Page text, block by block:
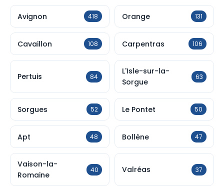
Avignon 418 Orange 131
Cavaillon 108 Carpentras 106
Pertuis 84
L'Isle-sur-la-
Sorgue
63
Sorgues 52 Le Pontet 50
Apt 48 Bollène 47
Vaison-la-
Romaine
40 Valréas 37